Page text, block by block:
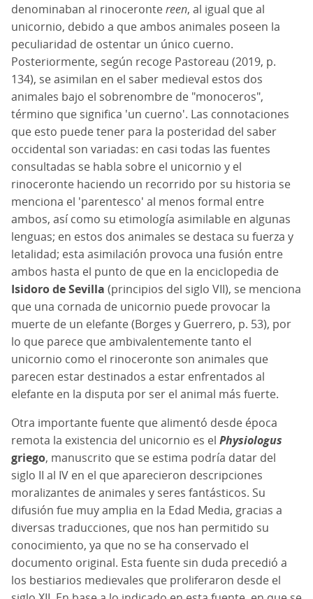
denominaban al rinocerontereen, al igual que al
unicornio, debido a que ambos animales poseen la
peculiaridad de ostentar un único cuerno.
Posteriormente, según recoge Pastoreau (2019, p.
134), se asimilan en el saber medieval estos dos
animales bajo el sobrenombre de "monoceros",
término que significa 'un cuerno'. Las connotaciones
que esto puede tener para la posteridad del saber
occidental son variadas: en casi todas las fuentes
consultadas se habla sobre el unicornio y el
rinoceronte haciendo un recorrido por su historia se
menciona el 'parentesco' al menos formal entre
ambos, así como su etimología asimilable en algunas
lenguas; en estos dos animales se destaca su fuerza y
letalidad; esta asimilación provoca una fusión entre
ambos hasta el punto de que en la enciclopedia de
Isidoro de Sevilla (principios del siglo VII), se menciona
que una cornada de unicornio puede provocar la
muerte de un elefante (Borges y Guerrero, p. 53), por
lo que parece que ambivalentemente tanto el
unicornio como el rinoceronte son animales que
parecen estar destinados a estar enfrentados al
elefante en la disputa por ser el animal más fuerte.
Otra importante fuente que alimentó desde época
remota la existencia del unicornio es el Physiologus
griego, manuscrito que se estima podría datar del
siglo II al IV en el que aparecieron descripciones
moralizantes de animales y seres fantásticos. Su
difusión fue muy amplia en la Edad Media, gracias a
diversas traducciones, que nos han permitido su
conocimiento, ya que no se ha conservado el
documento original. Esta fuente sin duda precedió a
los bestiarios medievales que proliferaron desde el